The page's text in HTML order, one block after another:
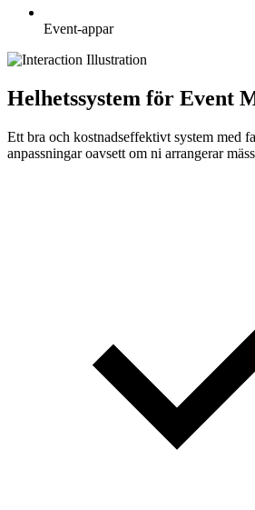
Event-appar
Helhetssystem för Event
Ett bra och kostnadseffektivt system med
anpassningar oavsett om ni arrangerar